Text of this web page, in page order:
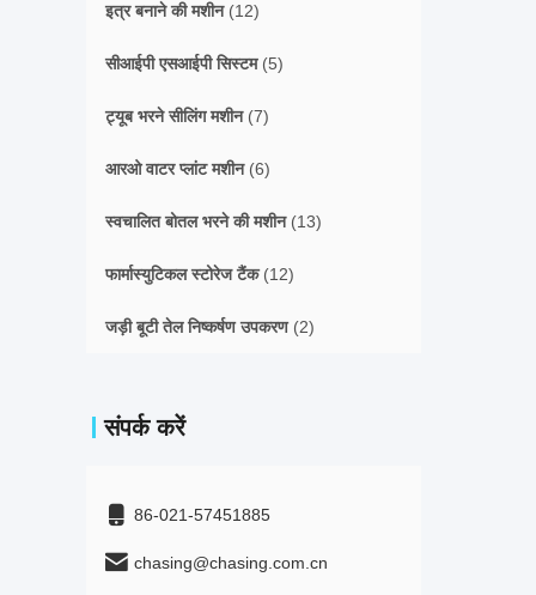
इत्र बनाने की मशीन(12)
सीआईपी एसआईपी सिस्टम(5)
ट्यूब भरने सीलिंग मशीन(7)
आरओ वाटर प्लांट मशीन(6)
स्वचालित बोतल भरने की मशीन(13)
फार्मास्युटिकल स्टोरेज टैंक(12)
जड़ी बूटी तेल निष्कर्षण उपकरण(2)
संपर्क करें
86-021-57451885
chasing@chasing.com.cn